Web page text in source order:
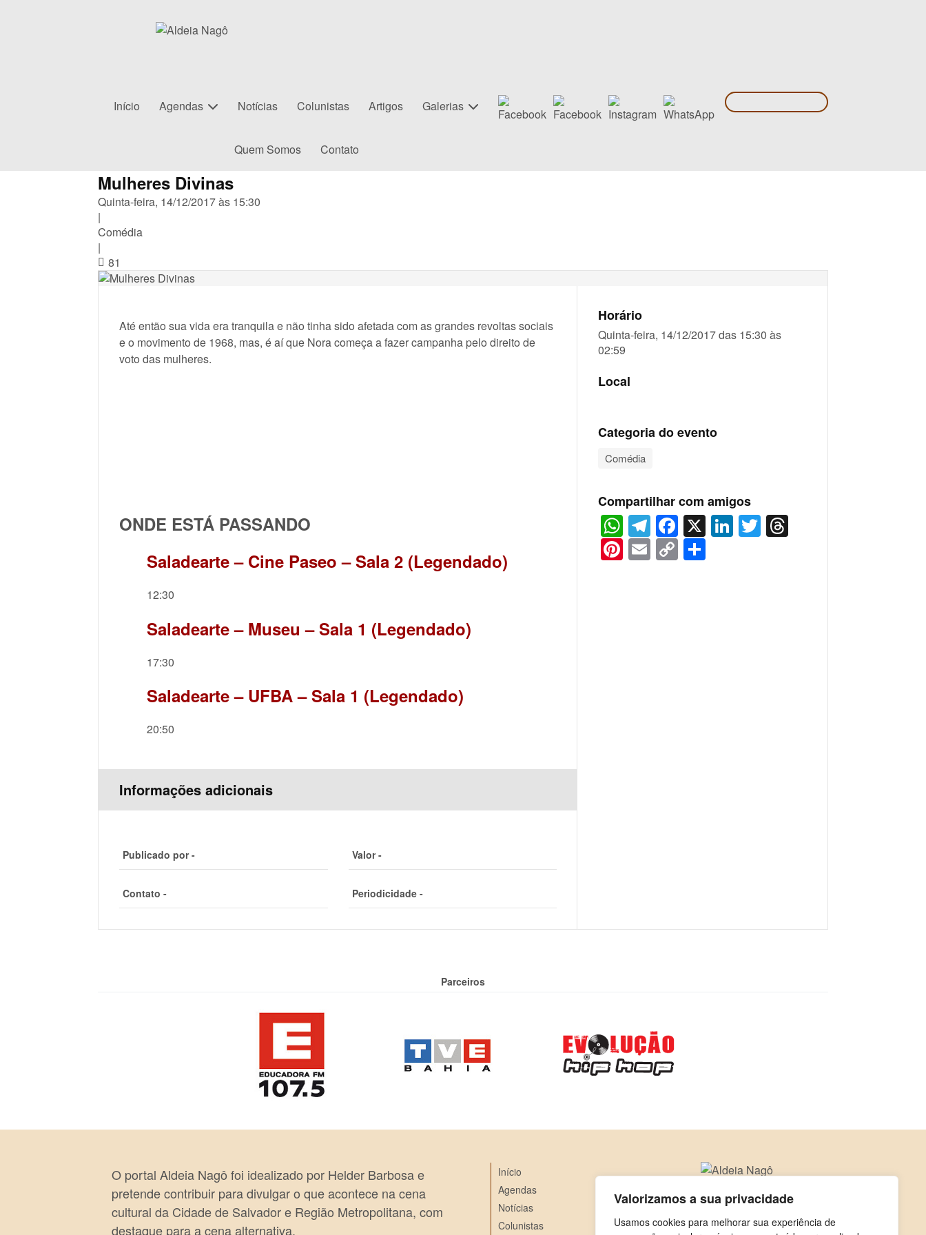
Valorizamos a sua privacidade
Usamos cookies para melhorar sua experiência de
Início Agendas Notícias Colunistas Artigos Galerias
Quem Somos Contato
Mulheres Divinas
Quinta-feira, 14/12/2017 às 15:30
|
Comédia
|
81
Até então sua vida era tranquila e não tinha sido afetada com as grandes revoltas sociais
e o movimento de 1968, mas, é aí que Nora começa a fazer campanha pelo direito de
voto das mulheres.
ONDE ESTÁ PASSANDO
Saladearte – Cine Paseo – Sala 2 (Legendado)
12:30
Saladearte – Museu – Sala 1 (Legendado)
17:30
Saladearte – UFBA – Sala 1 (Legendado)
20:50
Informações adicionais
Publicado por - Valor -
Contato - Periodicidade -
Horário
Quinta-feira, 14/12/2017 das 15:30 às
02:59
Local
Categoria do evento
Comédia
Compartilhar com amigos
WhatsApp
Telegram
Facebook
X LinkedIn
Twitter
Pinterest
Email
Copy
Link
Parceiros
O portal Aldeia Nagô foi idealizado por Helder Barbosa e
pretende contribuir para divulgar o que acontece na cena
cultural da Cidade de Salvador e Região Metropolitana, com
destaque para a cena alternativa.
Início
Agendas
Notícias
Colunistas